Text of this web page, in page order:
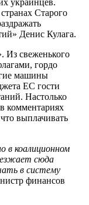
Старого
Денис Кулага.
Из свеженького
гордо
машины
ЕС гости
Настолько
комментариях
выплачивать
в коалиционном
сюда
в систему
финансов